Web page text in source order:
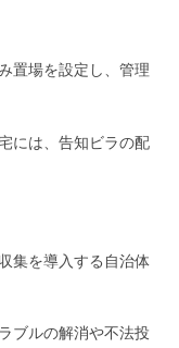
置場を設定し、管理
には、告知ビラの配
集を導入する自治体
ブルの解消や不法投